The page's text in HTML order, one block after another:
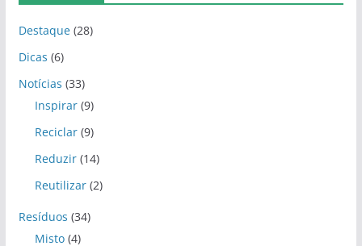
Destaque(28)
Dicas (6)
Notícias (33)
Inspirar(9)
Reciclar(9)
Reduzir(14)
Reutilizar(2)
Resíduos (34)
Misto(4)